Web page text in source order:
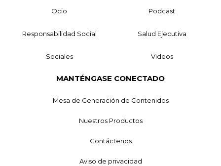
Ocio Podcast
Responsabilidad Social Salud Ejecutiva
Sociales Videos
MANTÉNGASE CONECTADO
Mesa de Generación de Contenidos
Nuestros Productos
Contáctenos
Aviso de privacidad